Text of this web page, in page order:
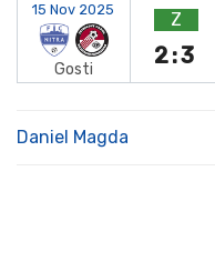
15 Nov 2025
Gosti
Z
2:3
Daniel Magda